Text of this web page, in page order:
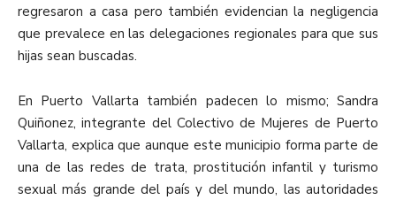
regresaron a casa pero también evidencian la negligencia
que prevalece en las delegaciones regionales para que sus
hijas sean buscadas.
En Puerto Vallarta también padecen lo mismo; Sandra
Quiñonez, integrante del Colectivo de Mujeres de Puerto
Vallarta, explica que aunque este municipio forma parte de
una de las redes de trata, prostitución infantil y turismo
sexual más grande del país y del mundo, las autoridades